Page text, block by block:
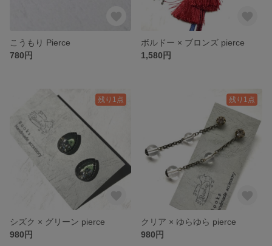
こうもり Pierce
780円
ボルドー × ブロンズ pierce
1,580円
残り1点
シズク × グリーン pierce
980円
残り1点
クリア × ゆらゆら pierce
980円